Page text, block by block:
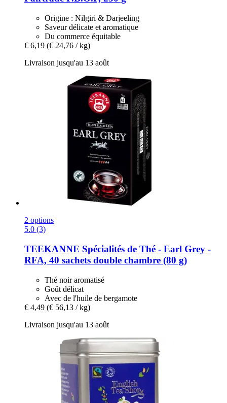
Origine : Nilgiri & Darjeeling
Saveur délicate et aromatique
Du commerce équitable
€ 6,19 (€ 24,76 / kg)
Livraison jusqu'au 13 août
2 options
5.0 (3)
TEEKANNE Spécialités de Thé -​ Earl Grey -​
RFA, 40 sachets double chambre (80 g)
Thé noir aromatisé
Goût délicat
Avec de l'huile de bergamote
€ 4,49 (€ 56,13 / kg)
Livraison jusqu'au 13 août